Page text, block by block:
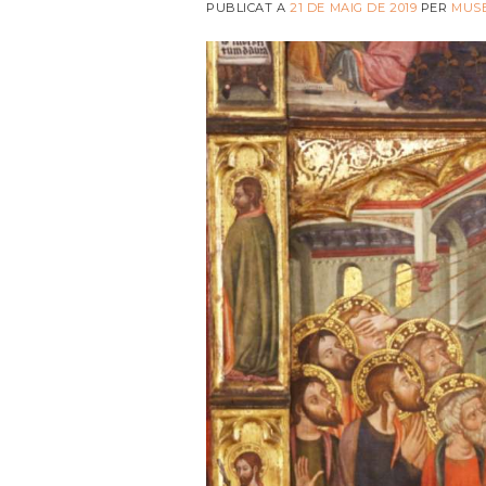
PUBLICAT A21 DE MAIG DE 2019 PER